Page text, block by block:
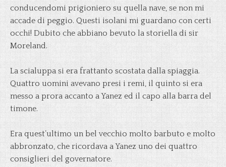
conducendomi prigioniero su quella nave, se non mi
accade di peggio. Questi isolani mi guardano con certi
occhi! Dubito che abbiano bevuto la storiella di sir
Moreland.
La scialuppa si era frattanto scostata dalla spiaggia.
Quattro uomini avevano presi i remi, il quinto si era
messo a prora accanto a Yanez ed il capo alla barra del
timone.
Era quest’ultimo un bel vecchio molto barbuto e molto
abbronzato, che ricordava a Yanez uno dei quattro
consiglieri del governatore.